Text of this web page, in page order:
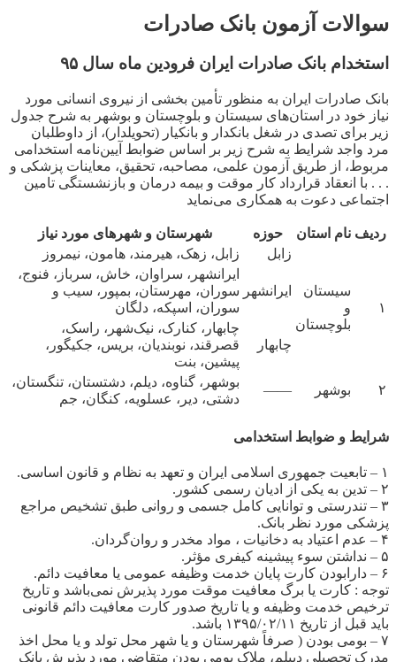
سوالات آزمون بانک صادرات
استخدام بانک صادرات ایران فرودین ماه سال ۹۵
بانک صادرات ایران به منظور تأمین بخشی از نیروی انسانی مورد
نیاز خود در استان‌های سیستان و بلوچستان و بوشهر به شرح جدول
زیر برای تصدی در شغل بانکدار و بانکیار (تحویلدار)، از داوطلبان
مرد واجد شرایط به شرح زیر بر اساس ضوابط آیین‌نامه استخدامی
مربوط، از طریق آزمون علمی، مصاحبه، تحقیق، معاینات پزشکی و
. . . با انعقاد قرارداد کار موقت و بیمه درمان و بازنشستگی تامین
اجتماعی دعوت به همکاری می‌نماید
ردیف نام استان حوزه شهرستان و شهر‌های مورد نیاز
۱
سیستان
و
بلوچستان
زابل زابل، زهک، هیرمند، هامون، نیمروز
ایرانشهر
ایرانشهر، سراوان، خاش، سرباز، فنوج،
سوران، مهرستان، بمپور، سیب و
سوران، اسپکه، دلگان
چابهار
چابهار، کنارک، نیک‌شهر، راسک،
قصرقند، نوبندیان، بریس، جکیگور،
پیشین، بنت
۲
بوشهر ——
بوشهر، گناوه، دیلم، دشتستان، تنگستان،
دشتی، دیر، عسلویه، کنگان، جم
شرایط و ضوابط استخدامی
۱ – تابعیت جمهوری اسلامی ایران و تعهد به نظام و قانون اساسی.
۲ – تدین به یکی از ادیان رسمی کشور.
۳ – تندرستی و توانایی کامل جسمی و روانی طبق تشخیص مراجع
پزشکی مورد نظر بانک.
۴ – عدم اعتیاد به دخانیات ، مواد مخدر و روان‌گردان.
۵ – نداشتن سوء پیشینه کیفری مؤثر.
۶ – دارابودن کارت پایان خدمت وظیفه عمومی یا معافیت دائم.
توجه : کارت یا برگ معافیت موقت مورد پذیرش نمی‌باشد و تاریخ
ترخیص خدمت وظیفه و یا تاریخ صدور کارت معافیت دائم قانونی
باید قبل از تاریخ ۱۳۹۵/۰۲/۱۱ باشد.
۷ – بومی بودن ( صرفاً شهرستان و یا شهر محل تولد و یا محل اخذ
مدرک تحصیلی دیپلم، ملاک بومی بودن متقاضی مورد پذیرش بانک